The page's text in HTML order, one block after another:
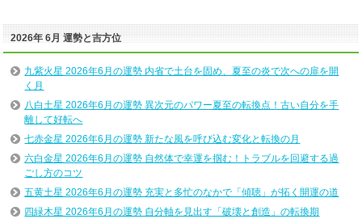
2026年 6月 運勢と吉方位
九紫火星 2026年6月の運勢 内省で土台を固め、夏至の炎で次への扉を開
く月
八白土星 2026年6月の運勢 異次元のパワー夏至の転換点！古い自分を手
離して好転へ
七赤金星 2026年6月の運勢 新たな風を呼び込む変化と転換の月
六白金星 2026年6月の運勢 自然体で幸運を掴む！トラブルを回避する過
ごし方のコツ
五黄土星 2026年6月の運勢 充実と多忙のなかで「傾聴」が拓く開運の道
四緑木星 2026年6月の運勢 自分軸を見出す「破壊と創造」の転換期